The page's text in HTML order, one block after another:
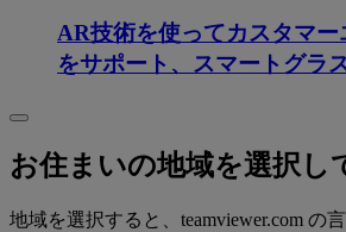
AR技術を使ってカスタマ
をサポート、スマートグラ
お住まいの地域を選択し
地域を選択すると、teamviewer.com の